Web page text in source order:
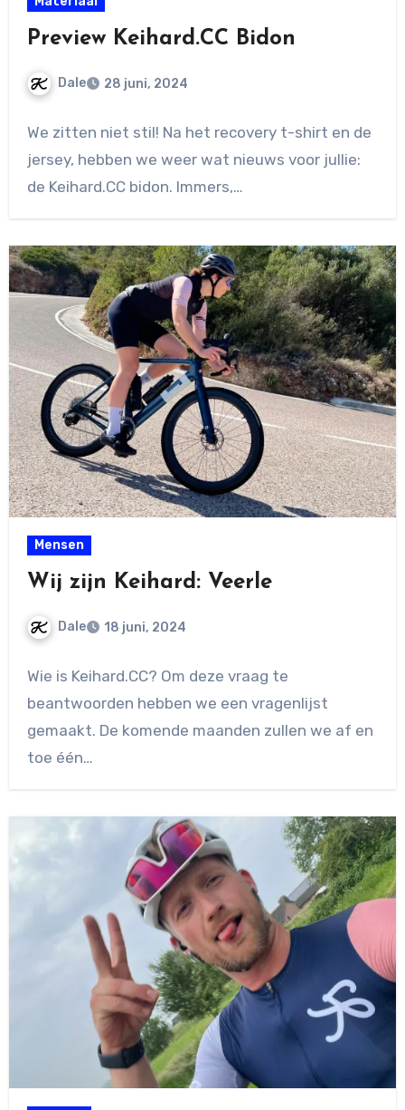
Preview Keihard.CC Bidon
Dale 28 juni, 2024
reacties
We zitten niet stil! Na het recovery t-shirt en de
jersey, hebben we weer wat nieuws voor jullie:
de Keihard.CC bidon. Immers,…
Mensen
Wij zijn Keihard: Veerle
Dale 18 juni, 2024
reacties
Wie is Keihard.CC? Om deze vraag te
beantwoorden hebben we een vragenlijst
gemaakt. De komende maanden zullen we af en
toe één…